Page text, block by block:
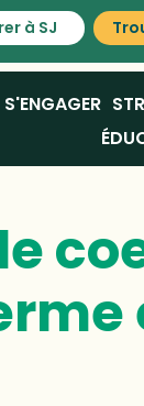
à SJ
S'ENGAGER